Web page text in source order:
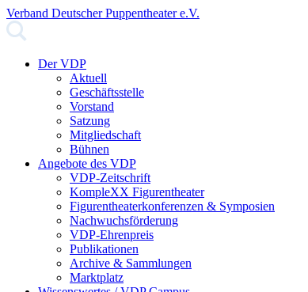
Verband Deutscher Puppentheater e.V.
Der VDP
Aktuell
Geschäftsstelle
Vorstand
Satzung
Mitgliedschaft
Bühnen
Angebote des VDP
VDP-Zeitschrift
KompleXX Figurentheater
Figurentheaterkonferenzen & Symposien
Nachwuchsförderung
VDP-Ehrenpreis
Publikationen
Archive & Sammlungen
Marktplatz